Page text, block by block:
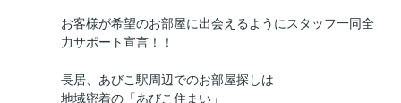
お客様が希望のお部屋に出会えるようにスタッフ一同全
力サポート宣言！！
長居、あびこ駅周辺でのお部屋探しは
地域密着の「あびこ住まい」